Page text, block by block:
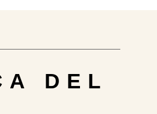
DEL